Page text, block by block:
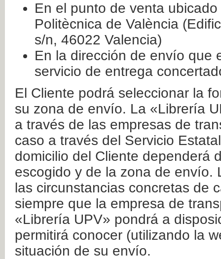
En el punto de venta
Politècnica de València
s/n, 46022 Valencia)
En la dirección de envío que
servicio de entrega
El Cliente podrá seleccionar la
su zona de envío. La «Librería
a través de las empresas de
caso a través del Servicio
domicilio del Cliente dependerá
escogido y de la zona de envío.
las circunstancias concretas de
siempre que la empresa de
«Librería UPV» pondrá a
permitirá conocer (utilizando la
situación de su envío.